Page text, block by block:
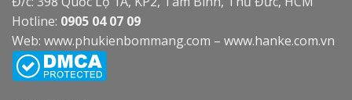
Hotline: 0905 04 07 09
Web: www.phukienbommang.com – www.hanke.com.vn